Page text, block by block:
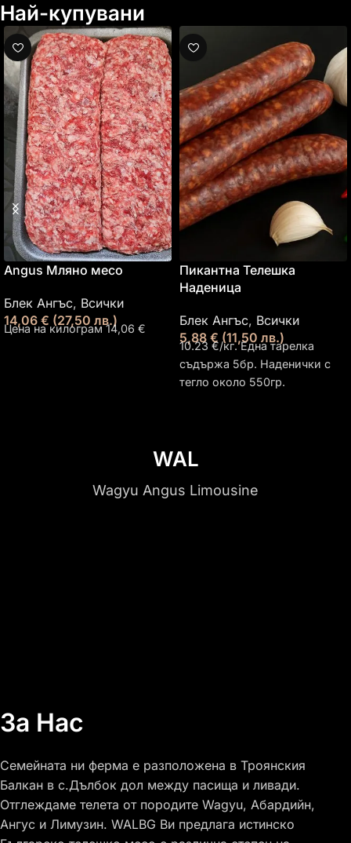
Най-купувани
Angus Мляно месо
Блек Ангъс, Всички
14,06 € (27,50 лв.)
Цена на килограм 14,06 €
Пикантна Телешка
Наденица
Блек Ангъс, Всички
5,88 € (11,50 лв.)
10.23 €/кг. Една тарелка
съдържа 5бр. Наденички с
тегло около 550гр.
WAL
Wagyu Angus Limousine
За Нас
Семейната ни ферма е разположена в Троянския
Балкан в с.Дълбок дол между пасища и ливади.
Отглеждаме телета от породите Wagyu, Абардийн,
Ангус и Лимузин. WALBG Ви предлага истинско